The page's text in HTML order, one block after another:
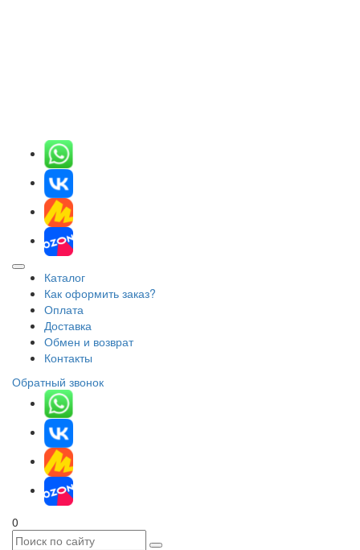
Каталог
Как оформить заказ?
Оплата
Доставка
Обмен и возврат
Контакты
Обратный звонок
0